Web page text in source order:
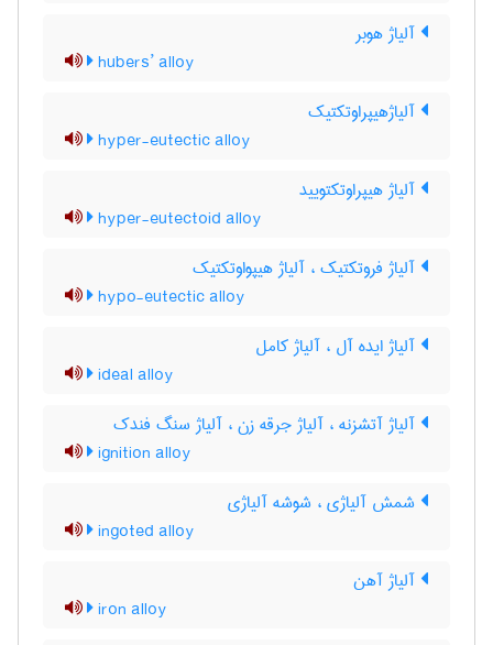
آلیاژ هوبر
hubers’ alloy
آلیاژهیپراوتکتیک
hyper-eutectic alloy
آلیاژ هیپراوتکتویید
hyper-eutectoid alloy
آلیاژ فروتکتیک ، آلیاژ هیپواوتکتیک
hypo-eutectic alloy
آلیاژ ایده آل ، آلیاژ کامل
ideal alloy
آلیاژ آتشزنه ، آلیاژ جرقه زن ، آلیاژ سنگ فندک
ignition alloy
شمش آلیاژی ، شوشه آلیاژی
ingoted alloy
آلیاژ آهن
iron alloy